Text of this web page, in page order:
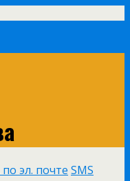
эл. почте SMS